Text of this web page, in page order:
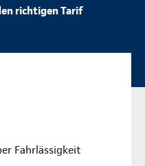
richtigen Tarif
Fahrlässigkeit